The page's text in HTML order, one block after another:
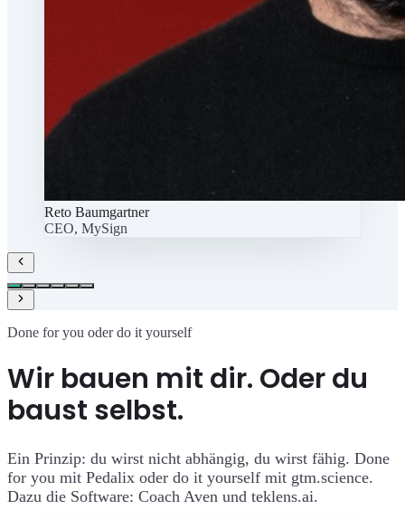
Reto Baumgartner
CEO, MySign
Done for you oder do it yourself
Wir bauen mit dir. Oder du
baust selbst.
Ein Prinzip: du wirst nicht abhängig, du wirst fähig. Done
for you mit Pedalix oder do it yourself mit gtm.science.
Dazu die Software: Coach Aven und teklens.ai.